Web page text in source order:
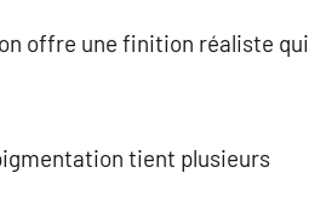
offre une finition réaliste qui
tient plusieurs